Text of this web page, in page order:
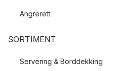
Angrerett
SORTIMENT
Servering & Borddekking